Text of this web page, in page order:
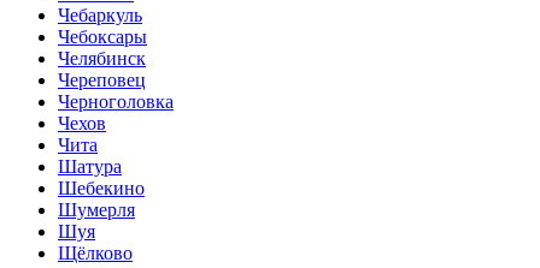
Чебаркуль
Чебоксары
Челябинск
Череповец
Черноголовка
Чехов
Чита
Шатура
Шебекино
Шумерля
Шуя
Щёлково